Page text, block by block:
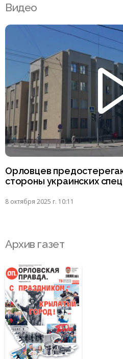
Видео
Орловцев
стороны украинских
8 октября 2025 г. 10:11
Архив газет